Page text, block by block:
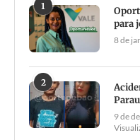
1
para
8 de
2
9 de